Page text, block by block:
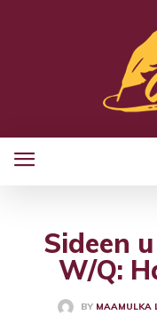
Sideen
W/Q:
BY MAAMULKA